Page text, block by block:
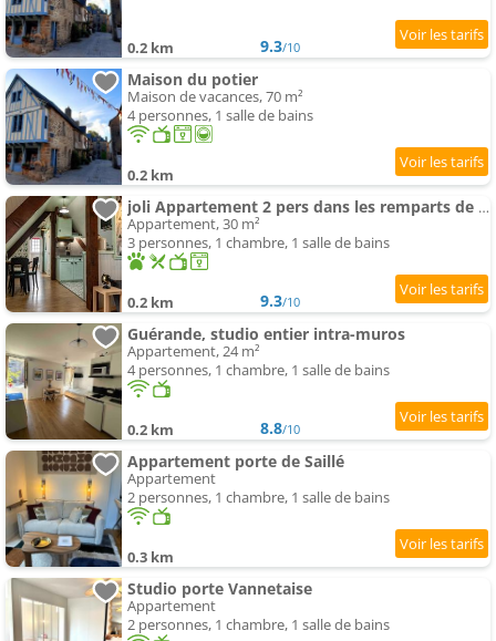
0.2 km 9.3/10
Maison du potier
Maison de vacances, 70 m²
4 personnes, 1 salle de bains
0.2 km
joli Appartement 2 pers dans les remparts de Guérande
Appartement, 30 m²
3 personnes, 1 chambre, 1 salle de bains
0.2 km 9.3/10
Guérande, studio entier intra-muros
Appartement, 24 m²
4 personnes, 1 chambre, 1 salle de bains
0.2 km 8.8/10
Appartement porte de Saillé
Appartement
2 personnes, 1 chambre, 1 salle de bains
0.3 km
Studio porte Vannetaise
Appartement
2 personnes, 1 chambre, 1 salle de bains